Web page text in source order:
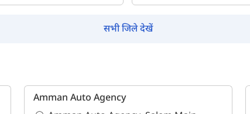
सभी जिले देखें
Amman Auto Agency
पूछताछ के लिए